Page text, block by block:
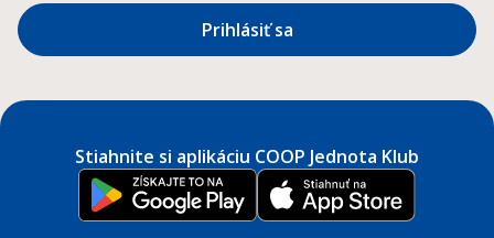
Prihlásiť sa
Stiahnite si aplikáciu COOP Jednota Klub